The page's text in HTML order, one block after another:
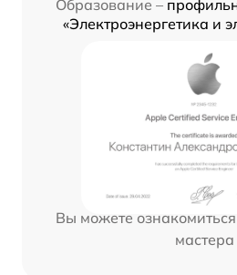
Образование –
«Электроэнергетика и
Вы можете
мастера